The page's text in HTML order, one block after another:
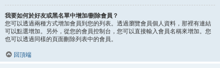
我要如何於好友或黑名單中增加/刪除會員？
您可以透過兩種方式增加會員到您的列表。透過瀏覽會員個人資料，那裡有連結
可以點選增加。另外，從您的會員控制台，您可以直接輸入會員名稱來增加。您
也可以透過同樣的頁面刪除列表中的會員。
回頂端